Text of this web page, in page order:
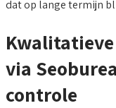
dat op lange termijn
via
controle